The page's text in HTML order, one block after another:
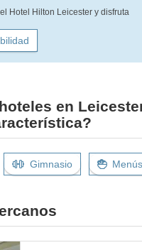
Hotel Hilton Leicester y disfruta
en
Gimnasio